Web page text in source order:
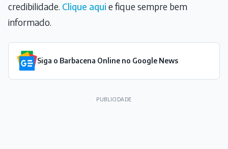
credibilidade. Clique aqui e fique sempre bem
informado.
Siga o Barbacena Online no Google News
PUBLICIDADE